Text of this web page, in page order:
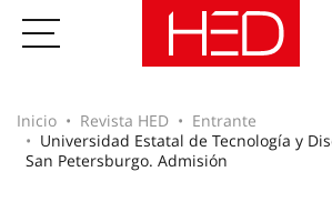
Inicio Revista HED
Entrante
Universidad Estatal de Tecnología y
San Petersburgo. Admisión